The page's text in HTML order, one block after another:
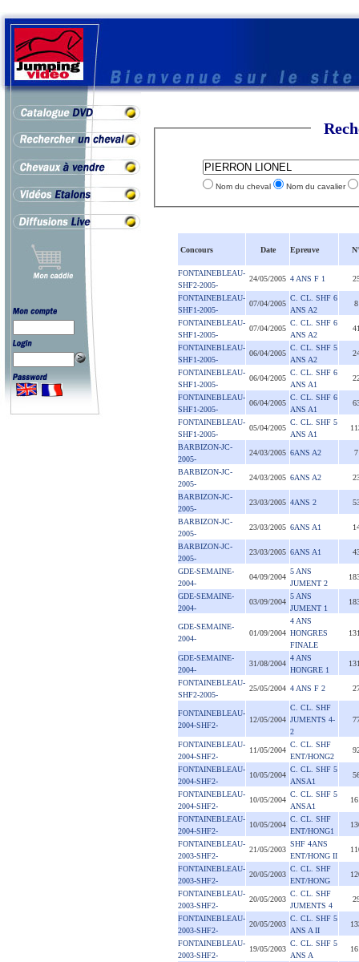
Nom du cheval Nom du cavalier
Concours Date Epreuve
FONTAINEBLEAU-
SHF2-2005-
24/05/2005 4 ANS F 1
FONTAINEBLEAU-
SHF1-2005-
07/04/2005
C. CL. SHF 6
ANS A2
8
FONTAINEBLEAU-
SHF1-2005-
07/04/2005
C. CL. SHF 6
ANS A2
FONTAINEBLEAU-
SHF1-2005-
06/04/2005
C. CL. SHF 5
ANS A2
FONTAINEBLEAU-
SHF1-2005-
06/04/2005
C. CL. SHF 6
ANS A1
FONTAINEBLEAU-
SHF1-2005-
06/04/2005
C. CL. SHF 6
ANS A1
FONTAINEBLEAU-
SHF1-2005-
05/04/2005
C. CL. SHF 5
ANS A1
BARBIZON-JC-
2005-
24/03/2005 6ANS A2 7
BARBIZON-JC-
2005-
24/03/2005 6ANS A2
BARBIZON-JC-
2005-
23/03/2005 4ANS 2
BARBIZON-JC-
2005-
23/03/2005 6ANS A1
BARBIZON-JC-
2005-
23/03/2005 6ANS A1
GDE-SEMAINE-
2004-
04/09/2004
5 ANS
JUMENT 2
GDE-SEMAINE-
2004-
03/09/2004
5 ANS
JUMENT 1
GDE-SEMAINE-
2004-
01/09/2004
4 ANS
HONGRES
FINALE
GDE-SEMAINE-
2004-
31/08/2004
4 ANS
HONGRE 1
FONTAINEBLEAU-
SHF2-2005-
25/05/2004 4 ANS F 2
FONTAINEBLEAU-
2004-SHF2-
12/05/2004
C. CL. SHF
JUMENTS 4-
2
FONTAINEBLEAU-
2004-SHF2-
11/05/2004
C. CL. SHF
ENT/HONG2
FONTAINEBLEAU-
2004-SHF2-
10/05/2004
C. CL. SHF 5
ANSA1
FONTAINEBLEAU-
2004-SHF2-
10/05/2004
C. CL. SHF 5
ANSA1
FONTAINEBLEAU-
2004-SHF2-
10/05/2004
C. CL. SHF
ENT/HONG1
FONTAINEBLEAU-
2003-SHF2-
21/05/2003
SHF 4ANS
ENT/HONG II
FONTAINEBLEAU-
2003-SHF2-
20/05/2003
C. CL. SHF
ENT/HONG
FONTAINEBLEAU-
2003-SHF2-
20/05/2003
C. CL. SHF
JUMENTS 4
FONTAINEBLEAU-
2003-SHF2-
20/05/2003
C. CL. SHF 5
ANS A II
FONTAINEBLEAU-
2003-SHF2-
19/05/2003
C. CL. SHF 5
ANS A